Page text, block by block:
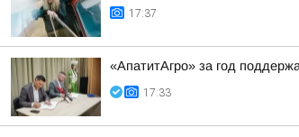
17:37
«АпатитАгро» за год
17:33